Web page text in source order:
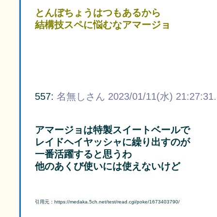
とんぼちょうはつもあるから
結構技スペに悩むなアマージョ
557: 名無しさん 2023/01/11(水)
アマージョは特製スイートベールで
レイドヘイヤッシャに繰り出すのが
一番活躍すると思うわ
他のあくび使いには使えないけど
引用元：https://medaka.5ch.net/test/read.cgi/poke/1673403790/